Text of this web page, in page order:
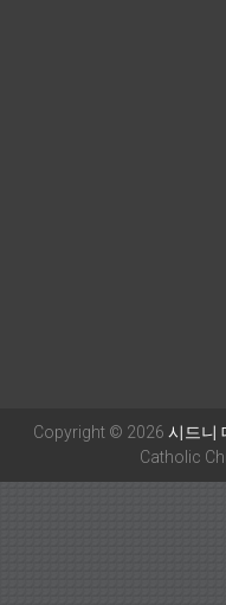
Copyright © 2026 시드니
Catholic